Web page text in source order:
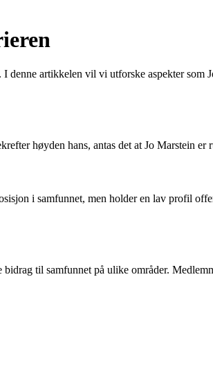
artikkelen vil vi utforske aspekter
høyden hans, antas det at Jo Marstein
i samfunnet, men holder en lav profil
til samfunnet på ulike områder.